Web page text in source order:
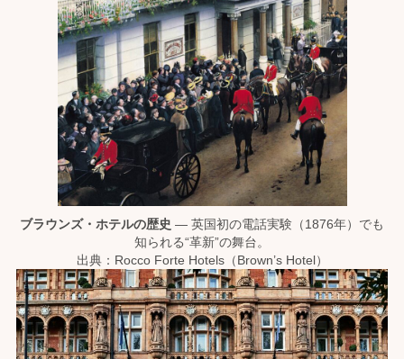
ブラウンズ・ホテルの歴史 — 英国初の電話実験（1876年）でも
知られる“革新”の舞台。
出典：Rocco Forte Hotels（Brown’s Hotel）